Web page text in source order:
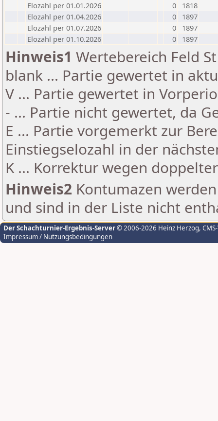
Elozahl per 01.01.2026
0
1818
Elozahl per 01.04.2026
0
1897
Elozahl per 01.07.2026
0
1897
Elozahl per 01.10.2026
0 1897
Hinweis1 Wertebereich Feld
blank ... Partie gewertet in
V ... Partie gewertet in
- ... Partie nicht gewertet, da
E ... Partie vorgemerkt zur
Einstiegselozahl in der
K ... Korrektur wegen
Hinweis2 Kontumazen
und sind in der Liste nicht
Der Schachturnier-Ergebnis-Server© 2006-2026 Heinz Herzog,
Impressum / Nutzungsbedingungen